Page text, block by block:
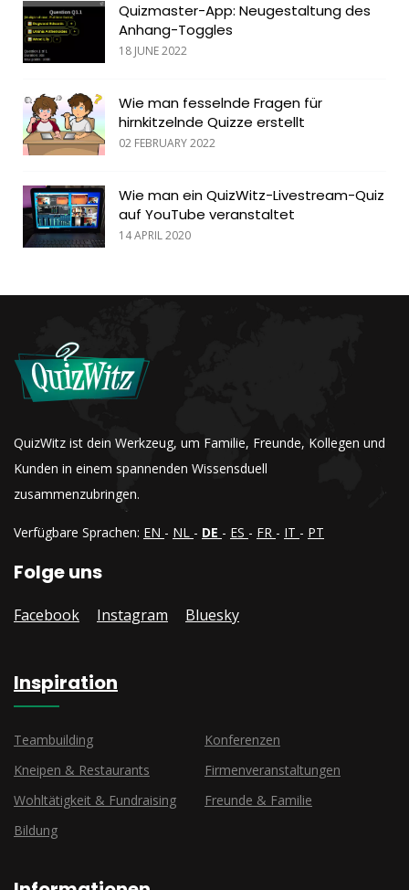
Quizmaster-App: Neugestaltung des
Anhang-Toggles
18 JUNE 2022
Wie man fesselnde Fragen für
hirnkitzelnde Quizze erstellt
02 FEBRUARY 2022
Wie man ein QuizWitz-Livestream-Quiz
auf YouTube veranstaltet
14 APRIL 2020
QuizWitz ist dein Werkzeug, um Familie, Freunde, Kollegen und
Kunden in einem spannenden Wissensduell
zusammenzubringen.
Verfügbare Sprachen: EN - NL - DE - ES - FR - IT - PT
Folge uns
Facebook Instagram Bluesky
Inspiration
Teambuilding
Konferenzen
Kneipen & Restaurants
Firmenveranstaltungen
Wohltätigkeit & Fundraising
Freunde & Familie
Bildung